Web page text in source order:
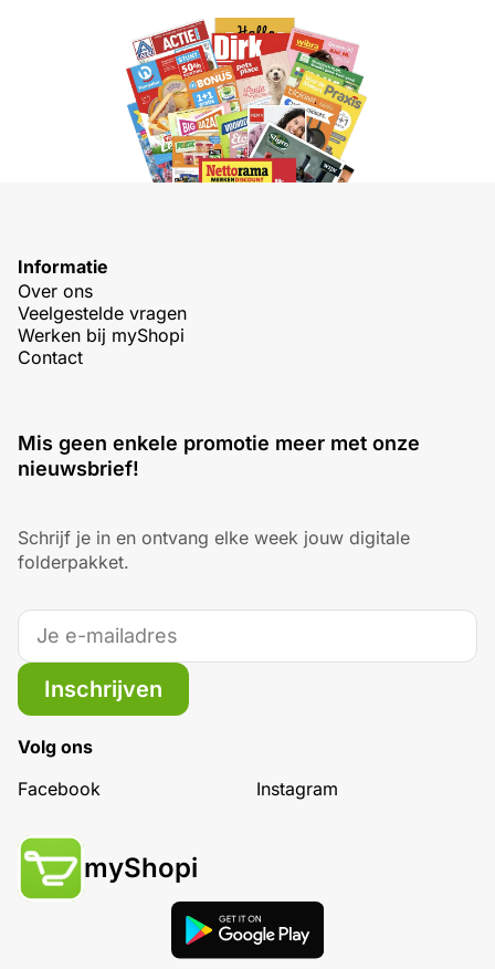
Informatie
Over ons
Veelgestelde vragen
Werken bij myShopi
Contact
Mis geen enkele promotie meer met onze
nieuwsbrief!
Schrijf je in en ontvang elke week jouw digitale
folderpakket.
Inschrijven
Volg ons
Facebook
Instagram
myShopi